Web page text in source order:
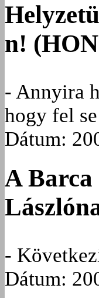
n!
- Annyira
hogy fel
Dátum:
A
-
Dátum: